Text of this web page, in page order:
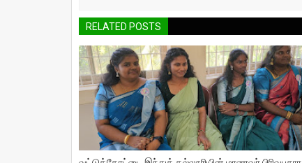
RELATED POSTS